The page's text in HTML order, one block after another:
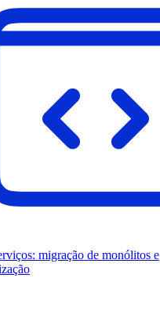
migração de monólitos e